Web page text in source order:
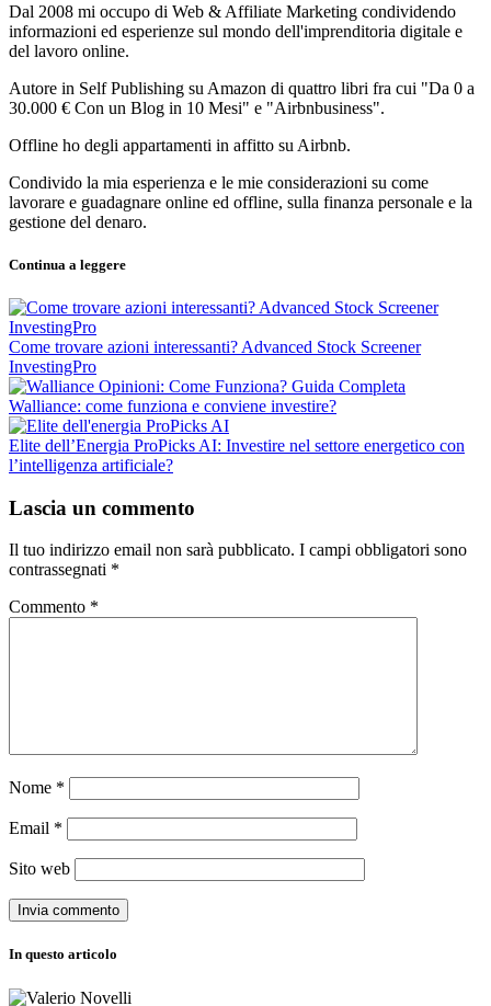
Dal 2008 mi occupo di Web & Affiliate Marketing condividendo
informazioni ed esperienze sul mondo dell'imprenditoria digitale e
del lavoro online.
Autore in Self Publishing su Amazon di quattro libri fra cui "Da 0 a
30.000 € Con un Blog in 10 Mesi" e "Airbnbusiness".
Offline ho degli appartamenti in affitto su Airbnb.
Condivido la mia esperienza e le mie considerazioni su come
lavorare e guadagnare online ed offline, sulla finanza personale e la
gestione del denaro.
Continua a leggere
Come trovare azioni interessanti? Advanced Stock Screener
InvestingPro
Walliance: come funziona e conviene investire?
Elite dell’Energia ProPicks AI: Investire nel settore energetico con
l’intelligenza artificiale?
Lascia un commento
Il tuo indirizzo email non sarà pubblicato. I campi obbligatori sono
contrassegnati *
Commento *
Nome *
Email *
Sito web
In questo articolo